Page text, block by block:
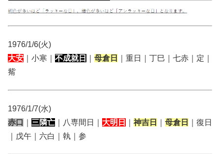
1976/1/6(火)
大安 ｜小寒｜ 不成就日 母倉日
｜重日｜丁巳｜七赤｜定｜
觜
1976/1/7(水)
赤口
三隣亡 ｜八専間日｜ 大明日 神吉日 母倉日
｜復日
｜戊午｜六白｜執｜参